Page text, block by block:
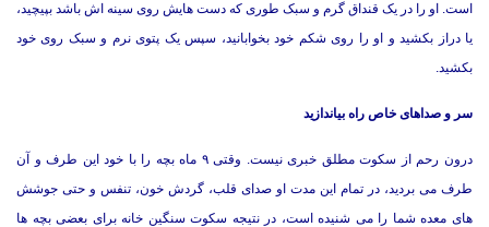
است. او را در یک قنداق گرم و سبک طوری که دست هایش روی سينه اش باشد بپیچید،
یا دراز بکشید و او را روی شکم خود بخوابانید، سپس یک پتوی نرم و سبک روی خود
بکشید.
سر و صداهای خاص راه بیاندازید
درون رحم از سکوت مطلق خبری نیست. وقتی ۹ ماه بچه را با خود این طرف و آن
طرف می بردید، در تمام این مدت او صدای قلب، گردش خون، تنفس و حتی جوشش
های معده شما را می شنیده است، در نتیجه سکوت سنگین خانه برای بعضی بچه ها